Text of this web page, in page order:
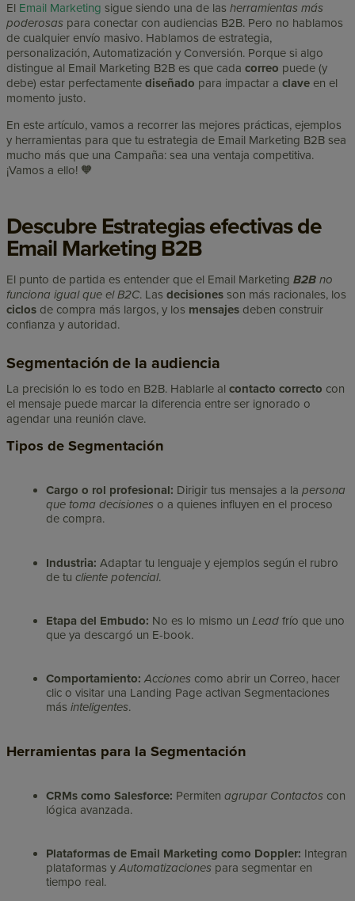
El Email Marketing sigue siendo una de lasherramientas más
poderosas para conectar con audiencias B2B. Pero no hablamos
de cualquier envío masivo. Hablamos de estrategia,
personalización, Automatización y Conversión. Porque si algo
distingue al Email Marketing B2B es que cadacorreo puede (y
debe) estar perfectamentediseñado para impactar aclave en el
momento justo.
En este artículo, vamos a recorrer las mejores prácticas, ejemplos
y herramientas para que tu estrategia de Email Marketing B2B sea
mucho más que una Campaña: sea una ventaja competitiva.
¡Vamos a ello! 🧡
Descubre Estrategias efectivas de
Email Marketing B2B
El punto de partida es entender que el Email MarketingB2Bno
funciona igual que el B2C. Lasdecisionesson más racionales, los
ciclos de compra más largos, y los mensajes deben construir
confianza y autoridad.
Segmentación de la audiencia
La precisión lo es todo en B2B. Hablarle alcontacto correcto con
el mensaje puede marcar la diferencia entre ser ignorado o
agendar una reunión clave.
Tipos de Segmentación
Cargo o rol profesional: Dirigir tus mensajes a la persona
que toma decisiones o a quienes influyen en el proceso
de compra.
Industria: Adaptar tu lenguaje y ejemplos según el rubro
de tucliente potencial.
Etapa del Embudo: No es lo mismo unLeadfrío que uno
que ya descargó un E-book.
Comportamiento: Acciones como abrir un Correo, hacer
clic o visitar una Landing Page activan Segmentaciones
másinteligentes.
Herramientas para la Segmentación
CRMs como Salesforce: Permitenagrupar Contactos con
lógica avanzada.
Plataformas de Email Marketing como Doppler: Integran
plataformas yAutomatizaciones para segmentar en
tiempo real.